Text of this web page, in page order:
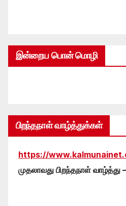
இன்றைய பொன் மொழி
பிறந்தநாள் வாழ்த்துக்கள்
https://
முதலாவது பிறந்தநாள் வாழ்த்து